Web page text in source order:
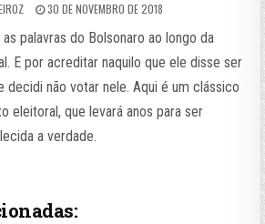
30 DE NOVEMBRO DE 2018
palavras do Bolsonaro ao longo da
E por acreditar naquilo que ele disse ser
não votar nele. Aqui é um clássico
eleitoral, que levará anos para ser
a verdade.